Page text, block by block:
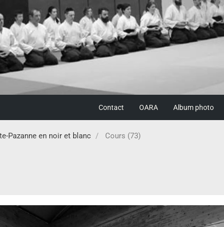
Contact OARA Album photo
Pazanne en noir et blanc Cours (73)